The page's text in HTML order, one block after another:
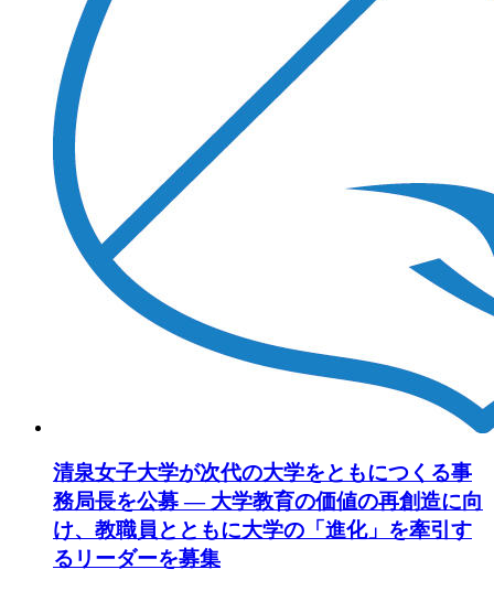
清泉女子大学が次代の大学をともにつくる事
務局長を公募 ― 大学教育の価値の再創造に向
け、教職員とともに大学の「進化」を牽引す
るリーダーを募集